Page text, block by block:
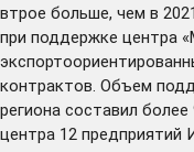
втрое больше, чем в
при поддержке центра
контрактов. Объем
региона составил
центра 12 предприятий